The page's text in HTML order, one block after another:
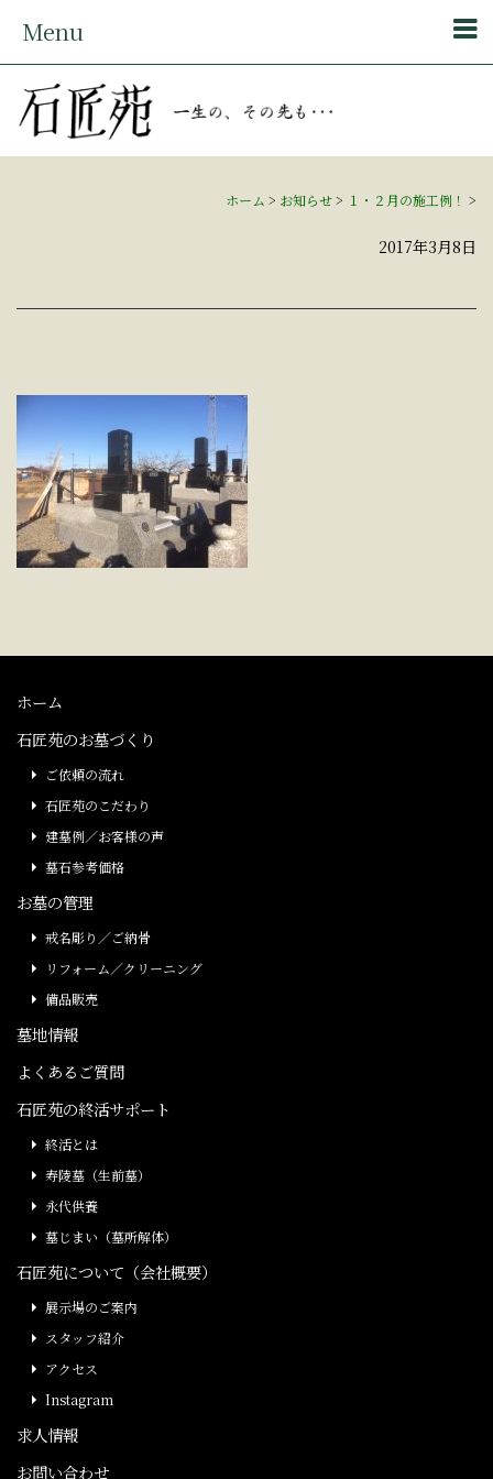
Menu
ホーム > お知らせ> １・２月の施工例！ >
2017年3月8日
ホーム
石匠苑のお墓づくり
ご依頼の流れ
石匠苑のこだわり
建墓例／お客様の声
墓石参考価格
お墓の管理
戒名彫り／ご納骨
リフォーム／クリーニング
備品販売
墓地情報
よくあるご質問
石匠苑の終活サポート
終活とは
寿陵墓（生前墓）
永代供養
墓じまい（墓所解体）
石匠苑について（会社概要）
展示場のご案内
スタッフ紹介
アクセス
Instagram
求人情報
お問い合わせ